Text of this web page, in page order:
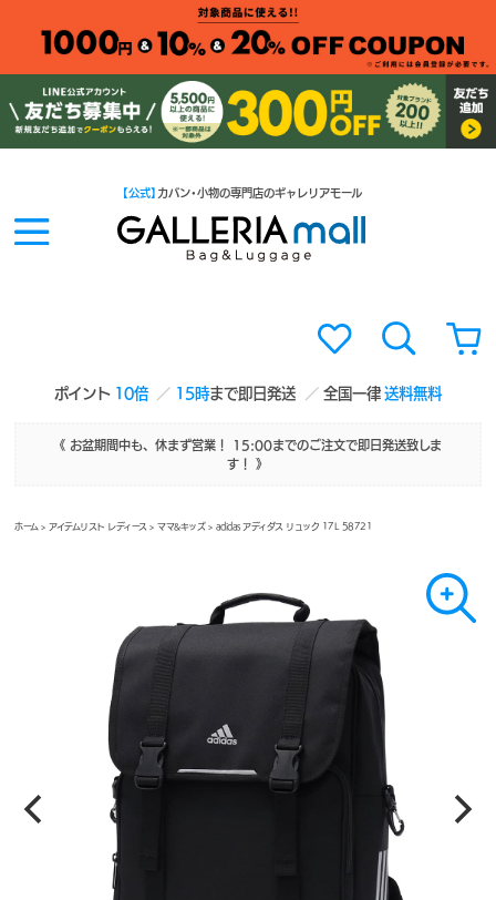
ポイント 10倍 15時まで即日発送 全国一律送料無料
【公式】 カバン・小物の専門店のギャレリアモール
《 お盆期間中も、休まず営業！ 15:00までのご注文で即日発送致しま
す！ 》
ホーム >アイテムリスト レディース >ママ&キッズ> adidas アディダス リュック 17L 58721